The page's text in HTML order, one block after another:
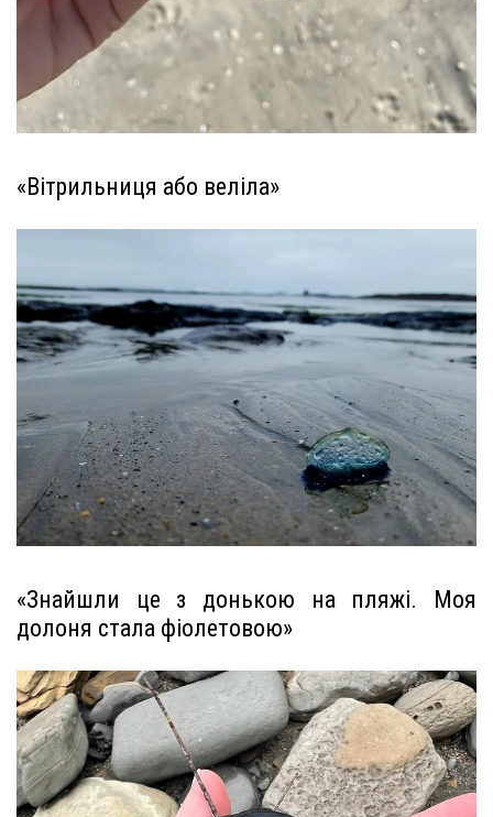
«Вітрильниця або веліла»
«Знайшли це з донькою на пляжі. Моя
долоня стала фіолетовою»